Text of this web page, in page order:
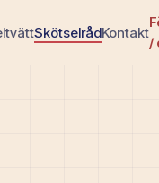
SkötselrådKontakt
/